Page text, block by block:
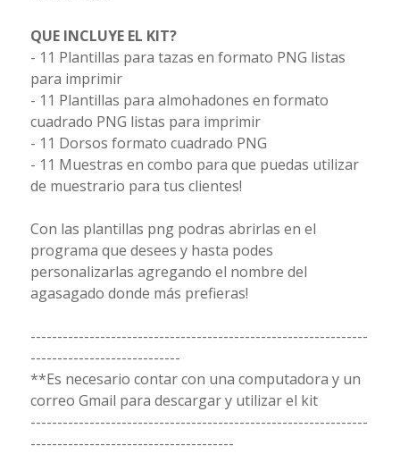
QUE INCLUYE EL KIT?
- 11 Plantillas para tazas en formato PNG listas
para imprimir
- 11 Plantillas para almohadones en formato
cuadrado PNG listas para imprimir
- 11 Dorsos formato cuadrado PNG
- 11 Muestras en combo para que puedas utilizar
de muestrario para tus clientes!
Con las plantillas png podras abrirlas en el
programa que desees y hasta podes
personalizarlas agregando el nombre del
agasagado donde más prefieras!
---------------------------------------------------------------
----------------------------
**Es necesario contar con una computadora y un
correo Gmail para descargar y utilizar el kit
---------------------------------------------------------------
--------------------------------------